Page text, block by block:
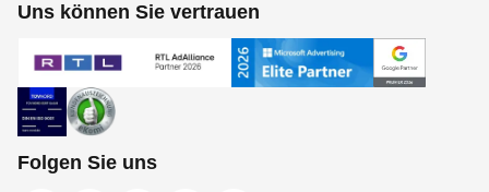
Uns können Sie vertrauen
Folgen Sie uns